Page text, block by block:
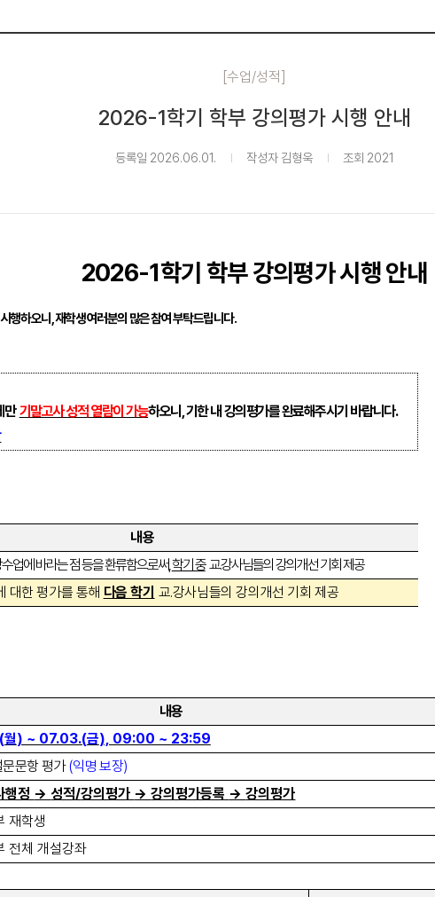
[수업/성적]
2026-1학기 학부 강의평가 시행 안내
등록일 2026.06.01. 작성자 김형욱 조회 2021
2026-1학기 학부 강의평가 시행 안내
행하오니 ,재학생 여러분의 많은 참여 부탁드립니다.
만 기말고사 성적 열람이 가능하오니 ,기한 내 강의평가를 완료해주시기 바랍니다.
내용
업에 바라는 점 등을 환류함으로써,학기 중 교․강사님들의 강의개선 기회 제공
대한 평가를 통해 다음 학기 교․강사님들의 강의개선 기회 제공
내용
월) ~ 07.03.(금), 09:00 ~ 23:59
문문항 평가(익명 보장)
행정 →성적/강의평가 →강의평가등록 →강의평가
재학생
전체 개설강좌